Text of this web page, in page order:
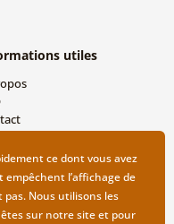
utiles
ce dont vous avez
l’affichage de
Nous utilisons les
sur notre site et pour